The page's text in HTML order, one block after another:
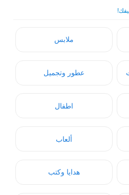
ملابس
عطور وتجميل
اطفال
ألعاب
هدايا وكتب